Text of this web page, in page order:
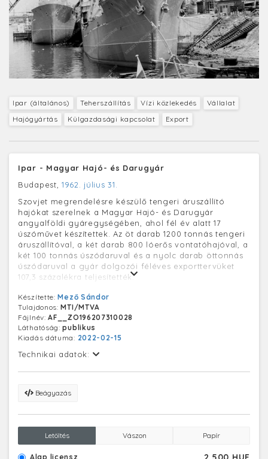
Ipar (általános) Teherszállítás Vízi közlekedés
Vállalat
Hajógyártás
Külgazdasági kapcsolat Export
Ipar - Magyar Hajó- és Darugyár
Budapest, 1962. július 31.
Szovjet megrendelésre készülő tengeri áruszállító
hajókat szerelnek a Magyar Hajó- és Darugyár
angyalföldi gyáregységében, ahol fél év alatt 17
úszóművet készítettek. Az öt darab 1200 tonnás tengeri
áruszállítóval, a két darab 800 lóerős vontatóhajóval, a
két 100 tonnás úszódaruval és a nyolc darab öttonnás
úszódaruval a gyár dolgozói féléves exporttervüket
107,3 százalékra teljesítették.
Készítette:Mező Sándor
Tulajdonos:MTI/MTVA
Fájlnév:AF__ZO196207310028
Láthatóság:publikus
Kiadás dátuma: 2022-02-15
Technikai adatok:
Beágyazás
Letöltés Vászon Papír
Alap licensz